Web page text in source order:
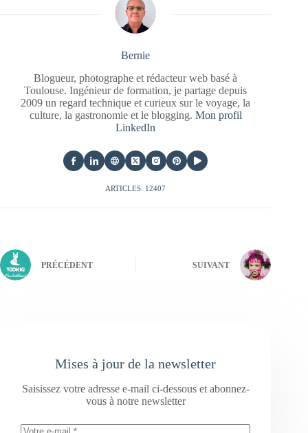
Bernie
Blogueur, photographe et rédacteur web basé à
Toulouse. Ingénieur de formation, je partage depuis
2009 un regard technique et curieux sur le voyage, la
culture, la gastronomie et le blogging. Mon profil
LinkedIn
ARTICLES: 12407
PRÉCÉDENT SUIVANT
Mises à jour de la newsletter
Saisissez votre adresse e-mail ci-dessous et abonnez-
vous à notre newsletter